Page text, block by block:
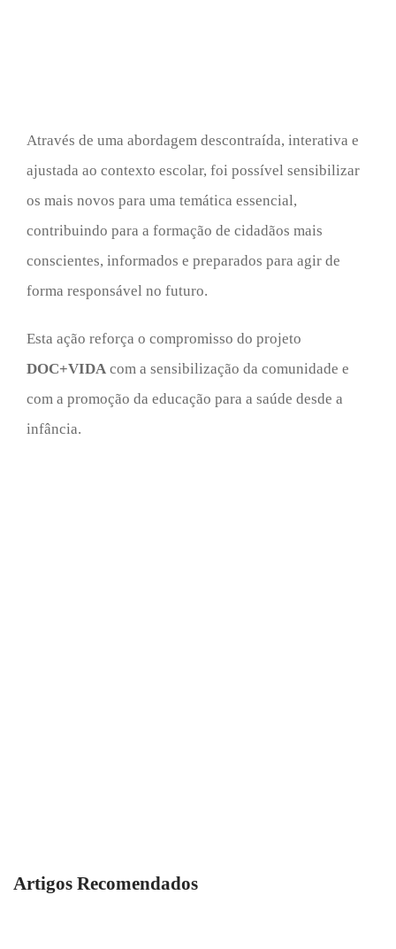
Através de uma abordagem descontraída, interativa e
ajustada ao contexto escolar, foi possível sensibilizar
os mais novos para uma temática essencial,
contribuindo para a formação de cidadãos mais
conscientes, informados e preparados para agir de
forma responsável no futuro.
Esta ação reforça o compromisso do projeto
DOC+VIDA com a sensibilização da comunidade e
com a promoção da educação para a saúde desde a
infância.
Artigos Recomendados